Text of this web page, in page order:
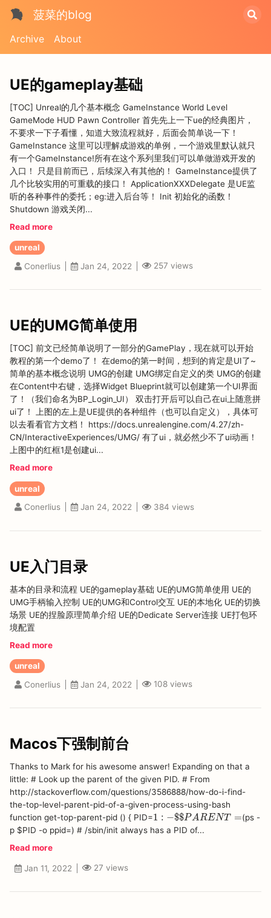
菠菜的blog
Archive About
UE的gameplay基础
[TOC] Unreal的几个基本概念 GameInstance World Level
GameMode HUD Pawn Controller 首先先上一下ue的经典图片，
不要求一下子看懂，知道大致流程就好，后面会简单说一下！
GameInstance 这里可以理解成游戏的单例，一个游戏里默认就只
有一个GameInstance!所有在这个系列里我们可以单做游戏开发的
入口！ 只是目前而已，后续深入有其他的！ GameInstance提供了
几个比较实用的可重载的接口！ ApplicationXXXDelegate 是UE监
听的各种事件的委托；eg:进入后台等！ Init 初始化的函数！
Shutdown 游戏关闭...
Read more
unreal
Conerlius
Jan 24, 2022 257 views
UE的UMG简单使用
[TOC] 前文已经简单说明了一部分的GamePlay，现在就可以开始
教程的第一个demo了！ 在demo的第一时间，想到的肯定是UI了~
简单的基本概念说明 UMG的创建 UMG绑定自定义的类 UMG的创建
在Content中右键，选择Widget Blueprint就可以创建第一个UI界面
了！（我们命名为BP_Login_UI） 双击打开后可以自己在ui上随意拼
ui了！ 上图的左上是UE提供的各种组件（也可以自定义），具体可
以去看看官方文档！ https://docs.unrealengine.com/4.27/zh-
CN/InteractiveExperiences/UMG/ 有了ui，就必然少不了ui动画！
上图中的红框1是创建ui...
Read more
unreal
Conerlius
Jan 24, 2022 384 views
UE入门目录
基本的目录和流程 UE的gameplay基础 UE的UMG简单使用 UE的
UMG手柄输入控制 UE的UMG和Control交互 UE的本地化 UE的切换
场景 UE的捏脸原理简单介绍 UE的Dedicate Server连接 UE打包环
境配置
Read more
unreal
Conerlius
Jan 24, 2022 108 views
Macos下强制前台
Thanks to Mark for his awesome answer! Expanding on that a
little: # Look up the parent of the given PID. # From
http://stackoverflow.com/questions/3586888/how-do-i-find-
the-top-level-parent-pid-of-a-given-process-using-bash
function get-top-parent-pid () { PID=1 : −$$PARENT =
1 − $PA R ENT=
(ps -
p $PID -o ppid=) # /sbin/init always has a PID of...
Read more
Jan 11, 2022 27 views